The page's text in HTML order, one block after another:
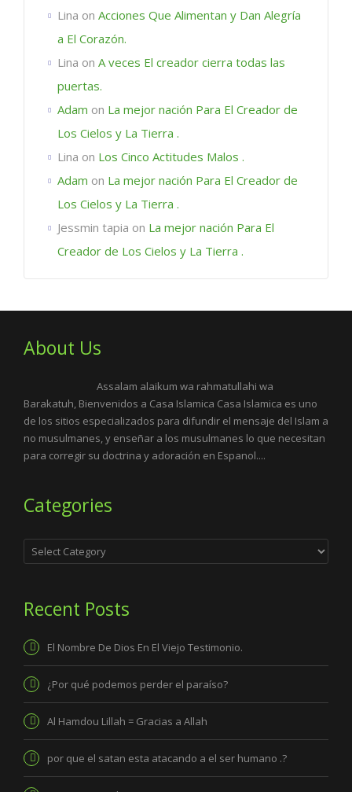
Lina on Acciones Que Alimentan y Dan Alegría
a El Corazón.
Lina on A veces El creador cierra todas las
puertas.
Adam on La mejor nación Para El Creador de
Los Cielos y La Tierra .
Lina on Los Cinco Actitudes Malos .
Adam on La mejor nación Para El Creador de
Los Cielos y La Tierra .
Jessmin tapia on La mejor nación Para El
Creador de Los Cielos y La Tierra .
About Us
Assalam alaikum wa rahmatullahi wa
Barakatuh, Bienvenidos a Casa Islamica Casa Islamica es uno
de los sitios especializados para difundir el mensaje del Islam a
no musulmanes, y enseñar a los musulmanes lo que necesitan
para corregir su doctrina y adoración en Espanol....
Categories
Categories
Recent Posts
El Nombre De Dios En El Viejo Testimonio.
¿Por qué podemos perder el paraíso?
Al Hamdou Lillah = Gracias a Allah
por que el satan esta atacando a el ser humano .?